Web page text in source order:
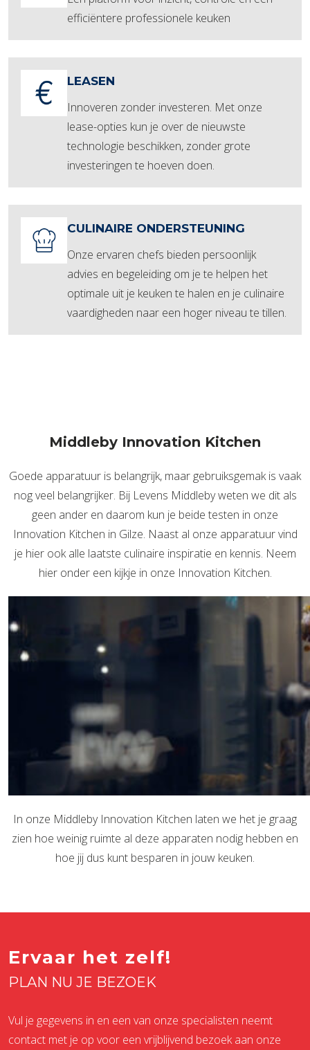
efficiëntere professionele keuken
LEASEN
Innoveren zonder investeren. Met onze
lease-opties kun je over de nieuwste
technologie beschikken, zonder grote
investeringen te hoeven doen.
CULINAIRE ONDERSTEUNING
Onze ervaren chefs bieden persoonlijk
advies en begeleiding om je te helpen het
optimale uit je keuken te halen en je culinaire
vaardigheden naar een hoger niveau te tillen.
Middleby Innovation Kitchen
Goede apparatuur is belangrijk, maar gebruiksgemak is vaak
nog veel belangrijker. Bij Levens Middleby weten we dit als
geen ander en daarom kun je beide testen in onze
Innovation Kitchen in Gilze. Naast al onze apparatuur vind
je hier ook alle laatste culinaire inspiratie en kennis. Neem
hier onder een kijkje in onze Innovation Kitchen.
In onze Middleby Innovation Kitchen laten we het je graag
zien hoe weinig ruimte al deze apparaten nodig hebben en
hoe jij dus kunt besparen in jouw keuken.
Ervaar het zelf!
PLAN NU JE BEZOEK
Vul je gegevens in en een van onze specialisten neemt
contact met je op voor een vrijblijvend bezoek aan onze